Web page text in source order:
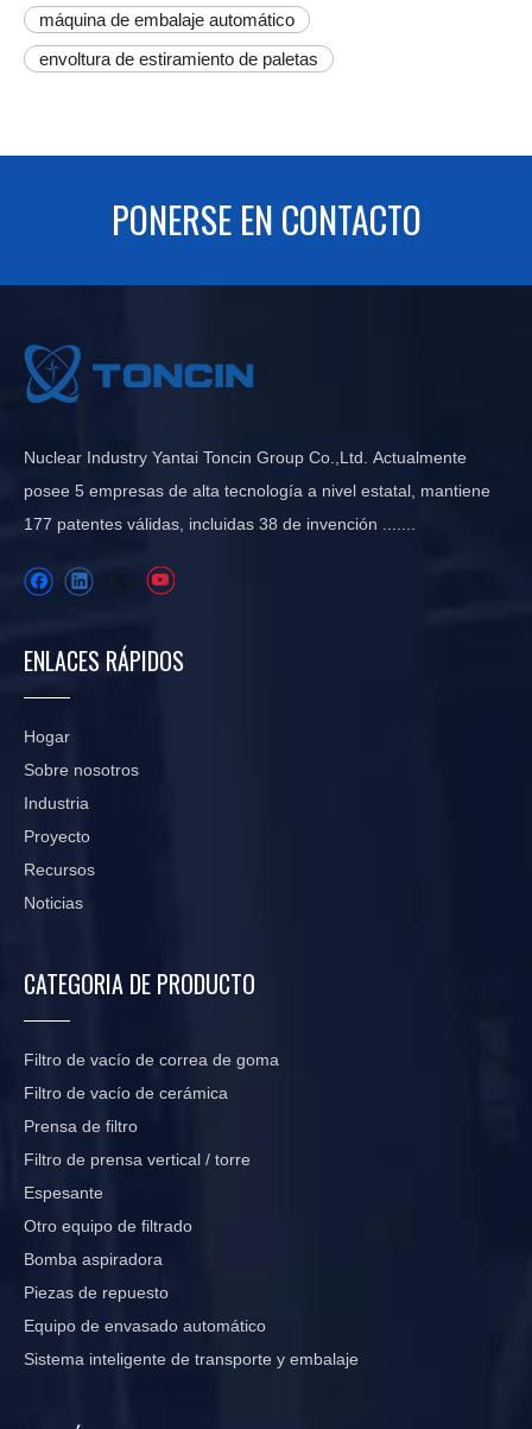
máquina de embalaje automático
envoltura de estiramiento de paletas
PONERSE EN CONTACTO
Nuclear Industry Yantai Toncin Group Co.,Ltd. Actualmente
posee 5 empresas de alta tecnología a nivel estatal, mantiene
177 patentes válidas, incluidas 38 de invención .......
ENLACES RÁPIDOS
Hogar
Sobre nosotros
Industria
Proyecto
Recursos
Noticias
CATEGORIA DE PRODUCTO
Filtro de vacío de correa de goma
Filtro de vacío de cerámica
Prensa de filtro
Filtro de prensa vertical / torre
Espesante
Otro equipo de filtrado
Bomba aspiradora
Piezas de repuesto
Equipo de envasado automático
Sistema inteligente de transporte y embalaje